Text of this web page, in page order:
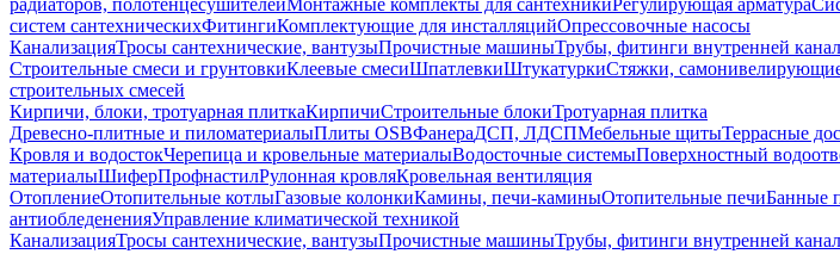
радиаторов, полотенцесушителейМонтажные комплекты для сантехникиРегулирующая арматура
систем сантехническихФитингиКомплектующие для инсталляцийОпрессовочные насосы
КанализацияТросы сантехнические, вантузыПрочистные машиныТрубы, фитинги внутренней
Строительные смеси и грунтовкиКлеевые смесиШпатлевкиШтукатуркиСтяжки,
строительных смесей
Кирпичи, блоки, тротуарная плиткаКирпичиСтроительные блокиТротуарная плитка
Древесно-плитные и пиломатериалыПлиты OSBФанераДСП, ЛДСПМебельные щитыТеррасные
Кровля и водостокЧерепица и кровельные материалыВодосточные системыПоверхностный
материалыШиферПрофнастилРулонная кровляКровельная вентиляция
ОтоплениеОтопительные котлыГазовые колонкиКамины, печи-каминыОтопительные печиБанные
антиобледененияУправление климатической техникой
КанализацияТросы сантехнические, вантузыПрочистные машиныТрубы, фитинги внутренней